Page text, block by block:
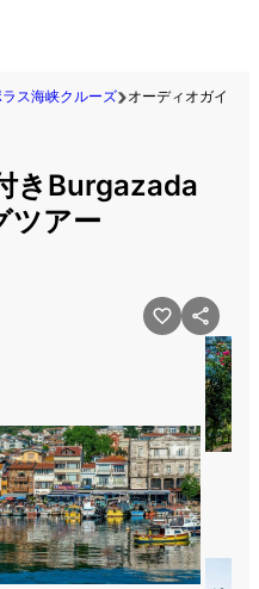
ス海峡クルーズ オーディオガイド
きBurgazada
ツアー